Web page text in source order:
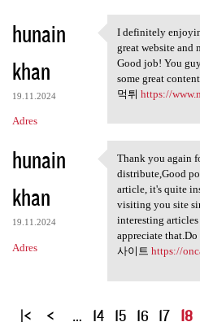
hunain
khan
19.11.2024
Adres
I definitely
I definitely
great website and
Good job! You
some great
먹튀 https://
hunain
khan
19.11.2024
Adres
Thank you
Thank you again
distribute,Good
article, it's quite
visiting you site
interesting
appreciate
사이트 https://
S
… 14 15 16 17 18